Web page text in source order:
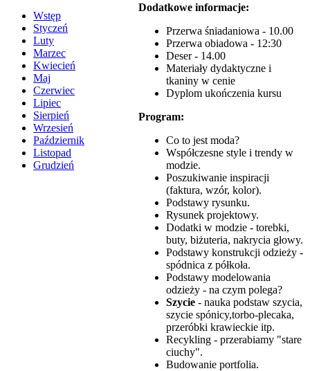
Wstęp
Styczeń
Luty
Marzec
Kwiecień
Maj
Czerwiec
Lipiec
Sierpień
Wrzesień
Październik
Listopad
Grudzień
Dodatkowe informacje:
Przerwa śniadaniowa - 10.00
Przerwa obiadowa - 12:30
Deser - 14.00
Materiały dydaktyczne i
tkaniny w cenie
Dyplom ukończenia kursu
Program:
Co to jest moda?
Współczesne style i trendy w
modzie.
Poszukiwanie inspiracji
(faktura, wzór, kolor).
Podstawy rysunku.
Rysunek projektowy.
Dodatki w modzie - torebki,
buty, biżuteria, nakrycia głowy.
Podstawy konstrukcji odzieży -
spódnica z półkoła.
Podstawy modelowania
odzieży - na czym polega?
Szycie - nauka podstaw szycia,
szycie spónicy,torbo-plecaka,
przeróbki krawieckie itp.
Recykling - przerabiamy "stare
ciuchy".
Budowanie portfolia.